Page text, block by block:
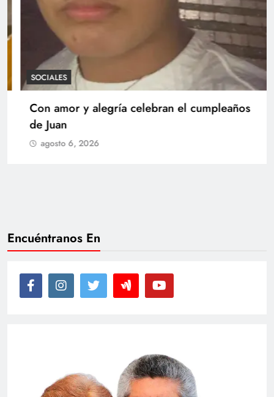
SOCIALES
Con amor y alegría celebran el cumpleaños
de Juan
agosto 6, 2026
Encuéntranos En